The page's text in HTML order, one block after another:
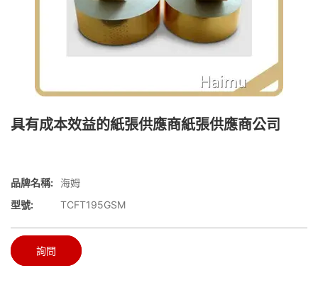
具有成本效益的紙張供應商紙張供應商公司
品牌名稱:
海姆
型號:
TCFT195GSM
詢問